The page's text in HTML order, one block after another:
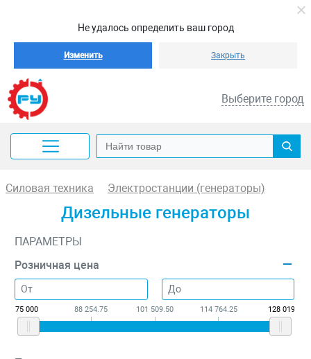
Не удалось определить ваш город
Изменить Закрыть
Выберите город
Силовая техника Электростанции (генераторы)
Дизельные генераторы
ПАРАМЕТРЫ
Розничная цена
75 000 88 254.75 101 509.50 114 764.25 128 019